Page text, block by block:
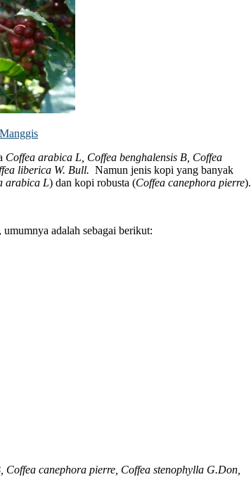
Coffea arabica L, Coffea benghalensis B, Coffea
liberica W. Bull. Namun jenis kopi yang banyak
arabica L) dan kopi robusta (Coffea canephora pierre).
adalah sebagai berikut:
canephora pierre, Coffea stenophylla G.Don,